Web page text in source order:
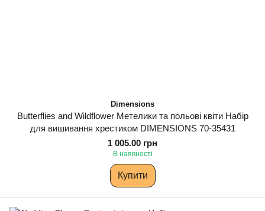
Dimensions
Butterflies and Wildflower Метелики та польові квіти Набір
для вишивання хрестиком DIMENSIONS 70-35431
1 005.00 грн
В наявності
Купити